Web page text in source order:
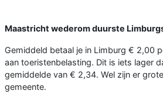
Maastricht wederom duurste
Gemiddeld betaal je in Limburg € 2,00
aan toeristenbelasting. Dit is iets lager
gemiddelde van € 2,34. Wel zijn er
gemeente.